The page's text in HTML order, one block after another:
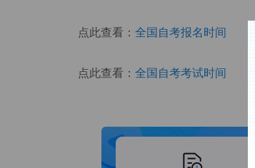
点此查看： 全国自考报名时间
点此查看： 全国自考考试时间